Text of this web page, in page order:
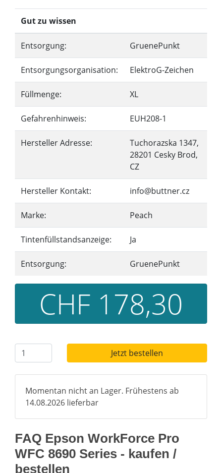
Gut zu wissen
Entsorgung: GruenePunkt
Entsorgungsorganisation: ElektroG-Zeichen
Füllmenge: XL
Gefahrenhinweis: EUH208-1
Hersteller Adresse:
Tuchorazska 1347,
28201 Cesky Brod,
CZ
Hersteller Kontakt: info@buttner.cz
Marke: Peach
Tintenfüllstandsanzeige: Ja
Entsorgung: GruenePunkt
CHF 178,30
Jetzt bestellen
Momentan nicht an Lager. Frühestens ab
14.08.2026 lieferbar
FAQ Epson WorkForce Pro
WFC 8690 Series - kaufen /
bestellen